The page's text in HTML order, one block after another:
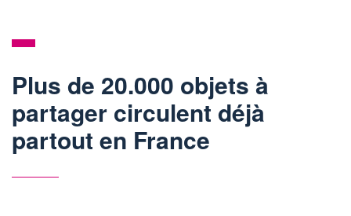
Plus de 20.000 objets à
partager circulent déjà
partout en France